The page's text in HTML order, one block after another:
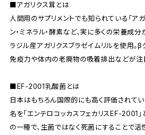
■アガリクス茸とは
人間用のサプリメントでも知られている「ア
ン・ミネラル・酵素など、実に多くの栄養成
ラジル産アガリクスブラゼイムリルを使用。
免疫力や体内の老廃物の吸着排出などが注
■EF-2001乳酸菌とは
日本はもちろん国際的にも高く評価されて
名を「エンテロコッカスフェカリスEF-2001」
の一種で、生菌ではなく死菌にすることで活